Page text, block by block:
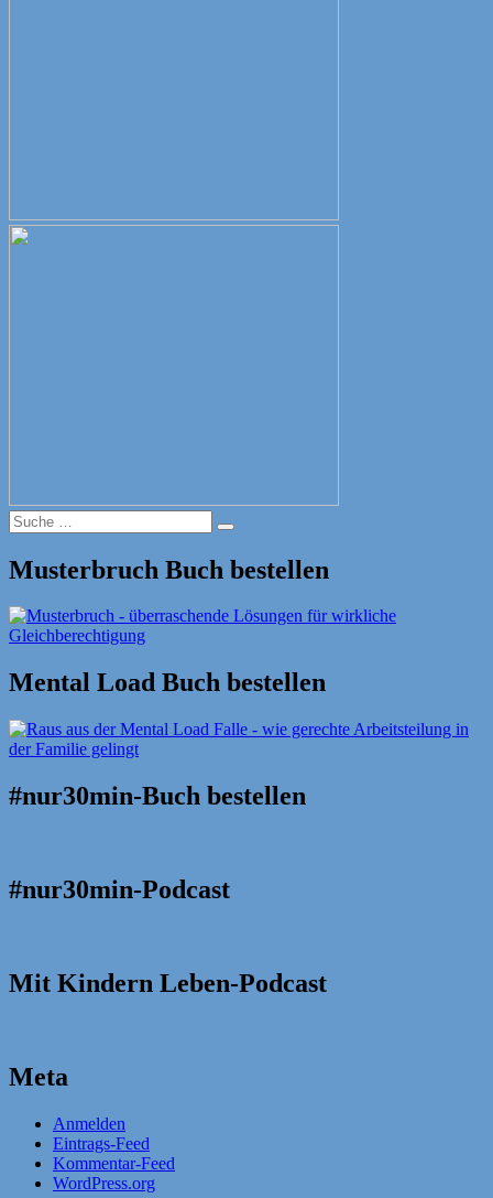
Suche
nach:
Suche
Musterbruch Buch bestellen
Mental Load Buch bestellen
#nur30min-Buch bestellen
#nur30min-Podcast
Mit Kindern Leben-Podcast
Meta
Anmelden
Eintrags-Feed
Kommentar-Feed
WordPress.org